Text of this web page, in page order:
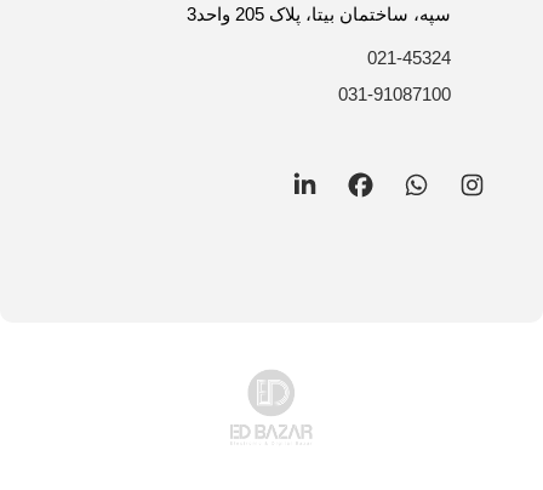
سپه، ساختمان بیتا، پلاک 205 واحد3
021-45324
031-91087100
Instagram
WhatsApp
Facebook
LinkedIn